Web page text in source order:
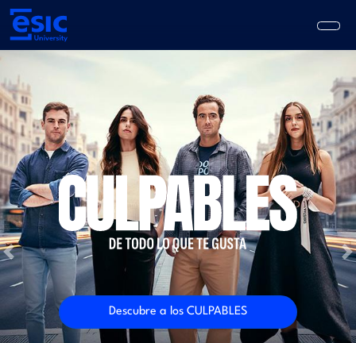
Pasar
contenido
navigation
Previous
Descubre a los CULPABLES